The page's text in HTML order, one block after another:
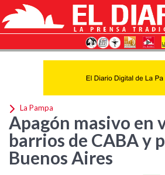
La Pampa
Apagón masivo en
barrios de CABA y
Buenos Aires